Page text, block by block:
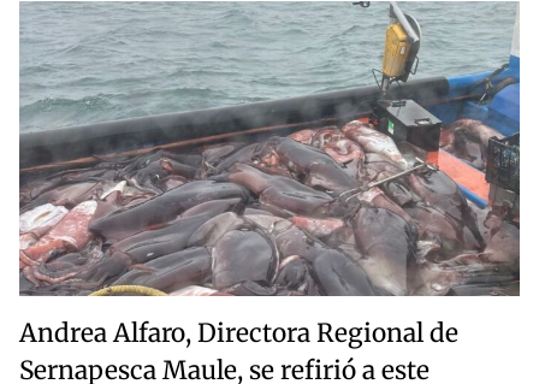
Andrea Alfaro, Directora Regional de
Sernapesca Maule, se refirió a este